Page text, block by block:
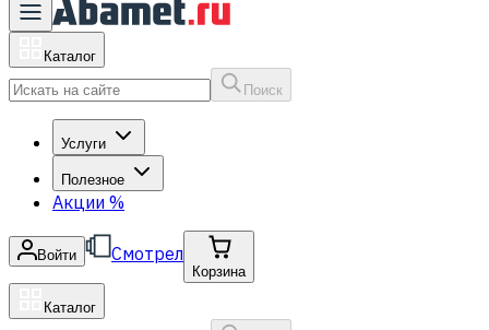
Каталог
Поиск
Услуги
Полезное
Акции %
Войти Смотрел
Корзина
Каталог